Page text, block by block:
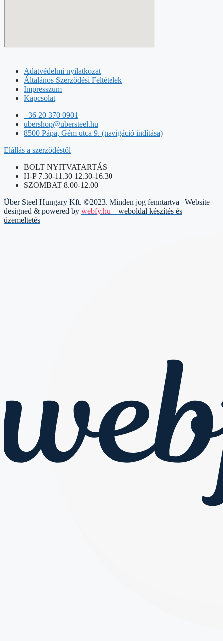
Adatvédelmi nyilatkozat
Általános Szerződési Feltételek
Impresszum
Kapcsolat
+36 20 370 0901
ubershop@ubersteel.hu
8500 Pápa, Gém utca 9. (navigáció indítása)
Elállás a szerződéstől
BOLT NYITVATARTÁS
H-P 7.30-11.30 12.30-16.30
SZOMBAT 8.00-12.00
Über Steel Hungary Kft. ©2023. Minden jog fenntartva | Website
designed & powered by webfy.hu – weboldal készítés és
üzemeltetés